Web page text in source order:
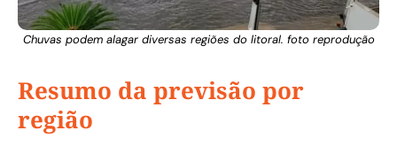
Chuvas podem alagar diversas regiões do litoral. foto reprodução
Resumo da previsão por
região